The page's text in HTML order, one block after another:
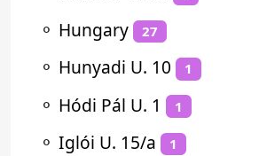
⚬ Hungary 27
⚬ Hunyadi U. 10 1
⚬ Hódi Pál U. 1 1
⚬ Iglói U. 15/a 1